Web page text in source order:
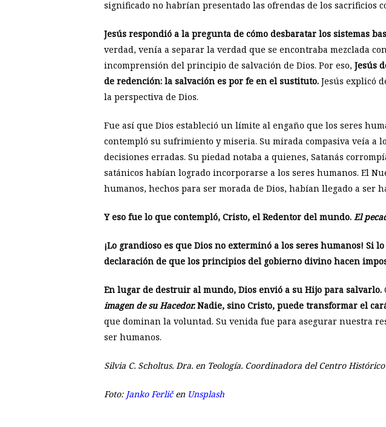
significado no habrían presentado las ofrendas de los sacrificios
Jesús respondió a la pregunta de cómo desbaratar los sistemas
verdad, venía a separar la verdad que se encontraba mezclada
incomprensión del principio de salvación de Dios. Por eso, Jesús
de redención: la salvación es por fe en el sustituto. Jesús explicó
la perspectiva de Dios.
Fue así que Dios estableció un límite al engaño que los seres
contempló su sufrimiento y miseria. Su mirada compasiva veía a
decisiones erradas. Su piedad notaba a quienes, Satanás
satánicos habían logrado incorporarse a los seres humanos. El
humanos, hechos para ser morada de Dios, habían llegado a ser
Y eso fue lo que contempló, Cristo, el Redentor del mundo. El
¡Lo grandioso es que Dios no exterminó a los seres humanos!
declaración de que los principios del gobierno divino hacen
En lugar de destruir al mundo, Dios envió a su Hijo para salvarlo.
imagen de su Hacedor.Nadie, sino Cristo, puede transformar el
que dominan la voluntad. Su venida fue para asegurar nuestra
ser humanos.
Silvia C. Scholtus. Dra. en Teología. Coordinadora del Centro
Foto: Janko Ferličen Unsplash